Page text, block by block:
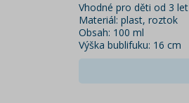
Vhodné pro děti od 3 let
Materiál: plast, roztok
Obsah: 100 ml
Výška bublifuku: 16 cm